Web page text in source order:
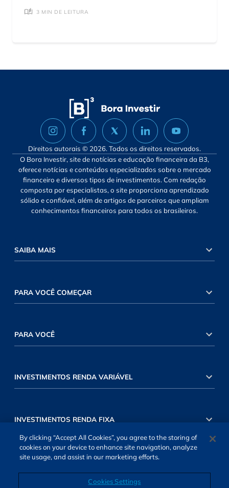
3 MIN DE LEITURA
Direitos autorais © 2026. Todos os direitos reservados.
O Bora Investir, site de notícias e educação financeira da B3,
oferece notícias e conteúdos especializados sobre o mercado
financeiro e diversos tipos de investimentos. Com redação
composta por especialistas, o site proporciona aprendizado
sólido e confiável, além de artigos de parceiros que ampliam
conhecimentos financeiros para todos os brasileiros.
SAIBA MAIS
PARA VOCÊ COMEÇAR
PARA VOCÊ
INVESTIMENTOS RENDA VARIÁVEL
INVESTIMENTOS RENDA FIXA
By clicking “Accept All Cookies”, you agree to the storing of
cookies on your device to enhance site navigation, analyze
site usage, and assist in our marketing efforts.
Cookies Settings